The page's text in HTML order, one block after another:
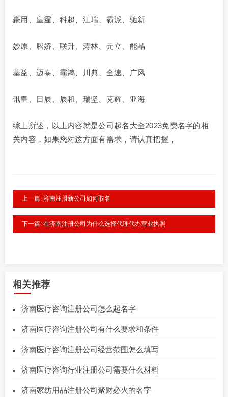
豪用、皇霆、科超、江瑞、霸派、驰新
妙原、腾娇、联升、涛林、元立、能晶
基益、迈泰、霸鸿、川典、全速、广风
讯皇、日辰、辰和、瑞坚、克耀、亚海
综上所述，以上内容就是公司起名大全2023免费名字的相
关内容，如果您对这方面有需求，请认真把握，
上一篇: 济南注册新公司如何取名
下一篇: 在济南注册公司为什么选择代理代办营业执照
相关推荐
济南医疗咨询注册公司怎么起名字
济南医疗咨询注册公司有什么要求和条件
济南医疗咨询注册公司经营范围怎么填写
济南医疗咨询行业注册公司需要什么材料
济南家纺用品注册公司聚财必火的名字